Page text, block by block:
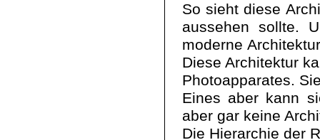
So sieht diese
aussehen sollte.
moderne
Diese Architektur
Photoapparates.
Eines aber kann
aber gar keine
Die Hierarchie der